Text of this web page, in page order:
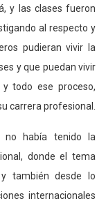
y las clases fueron
al respecto y
pudieran vivir la
y que puedan vivir
todo ese proceso,
carrera profesional.
no había tenido la
donde el tema
también desde lo
internacionales